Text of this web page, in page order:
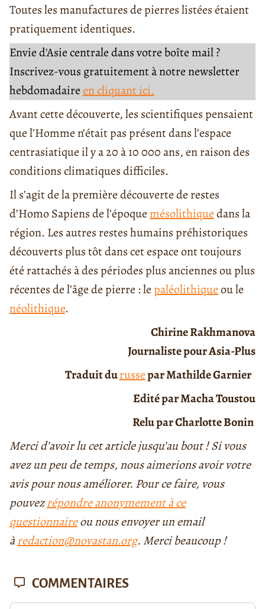
Toutes les manufactures de pierres listées étaient
pratiquement identiques.
Envie d'Asie centrale dans votre boîte mail ?
Inscrivez-vous gratuitement à notre newsletter
hebdomadaireen cliquant ici.
Avant cette découverte, les scientifiques pensaient
que l’Homme n’était pas présent dans l’espace
centrasiatique il y a 20 à 10 000 ans, en raison des
conditions climatiques difficiles.
Il s’agit de la première découverte de restes
d’Homo Sapiens de l’époquemésolithiquedans la
région. Les autres restes humains préhistoriques
découverts plus tôt dans cet espace ont toujours
été rattachés à des périodes plus anciennes ou plus
récentes de l’âge de pierre : lepaléolithiqueou le
néolithique.
Chirine Rakhmanova
Journaliste pour Asia-Plus
Traduit durussepar Mathilde Garnier
Edité par Macha Toustou
Relu par Charlotte Bonin
Merci d’avoir lu cet article jusqu’au bout ! Si vous
avez un peu de temps, nous aimerions avoir votre
avis pour nous améliorer. Pour ce faire, vous
pouvezrépondre anonymement à ce
questionnaireou nous envoyer un email
àredaction@novastan.org. Merci beaucoup !
COMMENTAIRES